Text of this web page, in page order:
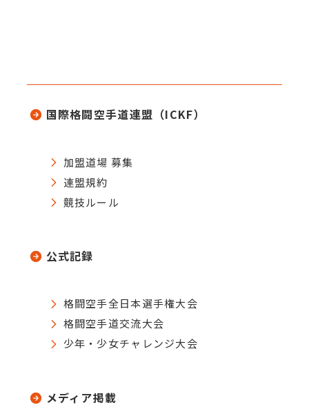
国際格闘空手道連盟（ICKF）
加盟道場 募集
連盟規約
競技ルール
公式記録
格闘空手全日本選手権大会
格闘空手道交流大会
少年・少女チャレンジ大会
メディア掲載